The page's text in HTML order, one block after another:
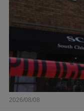
2026/08/08